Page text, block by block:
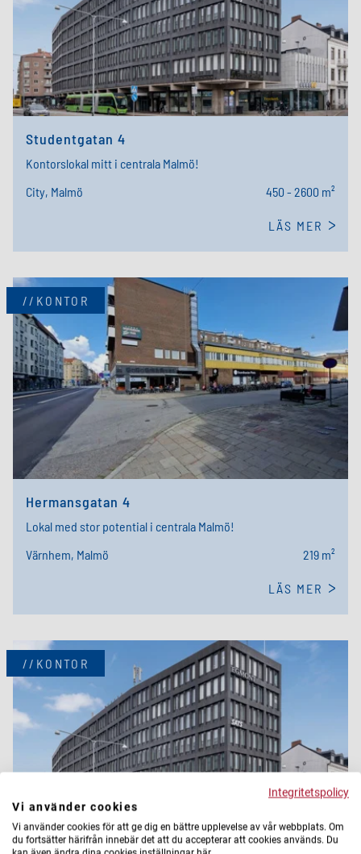
Studentgatan 4
Kontorslokal mitt i centrala Malmö!
City, Malmö
450 - 2600 m²
LÄS MER
//KONTOR
Hermansgatan 4
Lokal med stor potential i centrala Malmö!
Värnhem, Malmö
219 m²
LÄS MER
//KONTOR
Integritetspolicy
Vi använder cookies
Vi använder cookies för att ge dig en bättre upplevelse av vår webbplats. Om
du fortsätter härifrån innebär det att du accepterar att cookies används. Du